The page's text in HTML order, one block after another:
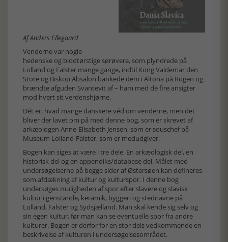
Af Anders Ellegaard
Venderne var nogle
hedenske og blodtørstige sørøvere, som plyndrede på
Lolland og Falster mange gange, indtil Kong Valdemar den
Store og Biskop Absalon bankede dem i Altona på Rügen og
brændte afguden Svantevit af – ham med de fire ansigter
mod hvert sit verdenshjørne.
Dét er, hvad mange danskere véd om venderne, men det
bliver der lavet om på med denne bog, som er skrevet af
arkæologen Anne-Elisabeth Jensen, som er souschef på
Museum Lolland-Falster, som er medudgiver.
Bogen kan siges at være i tre dele. En arkæologisk del, en
historisk del og en appendiks/database del. Målet med
undersøgelserne på begge sider af Østersøen kan defineres
som afdækning af kultur og kulturspor. I denne bog
undersøges muligheden af spor efter slavere og slavisk
kultur i genstande, keramik, byggeri og stednavne på
Lolland, Falster og Sydsjælland. Man skal kende sig selv og
sin egen kultur, før man kan se eventuelle spor fra andre
kulturer. Bogen er derfor for en stor dels vedkommende en
beskrivelse af kulturen i undersøgelsesområdet.